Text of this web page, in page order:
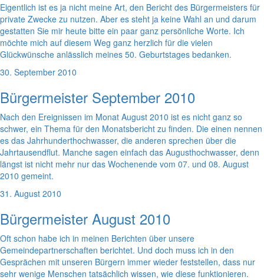
Eigentlich ist es ja nicht meine Art, den Bericht des Bürgermeisters für
private Zwecke zu nutzen. Aber es steht ja keine Wahl an und darum
gestatten Sie mir heute bitte ein paar ganz persönliche Worte. Ich
möchte mich auf diesem Weg ganz herzlich für die vielen
Glückwünsche anlässlich meines 50. Geburtstages bedanken.
30. September 2010
Bürgermeister September 2010
Nach den Ereignissen im Monat August 2010 ist es nicht ganz so
schwer, ein Thema für den Monatsbericht zu finden. Die einen nennen
es das Jahrhunderthochwasser, die anderen sprechen über die
Jahrtausendflut. Manche sagen einfach das Augusthochwasser, denn
längst ist nicht mehr nur das Wochenende vom 07. und 08. August
2010 gemeint.
31. August 2010
Bürgermeister August 2010
Oft schon habe ich in meinen Berichten über unsere
Gemeindepartnerschaften berichtet. Und doch muss ich in den
Gesprächen mit unseren Bürgern immer wieder feststellen, dass nur
sehr wenige Menschen tatsächlich wissen, wie diese funktionieren.